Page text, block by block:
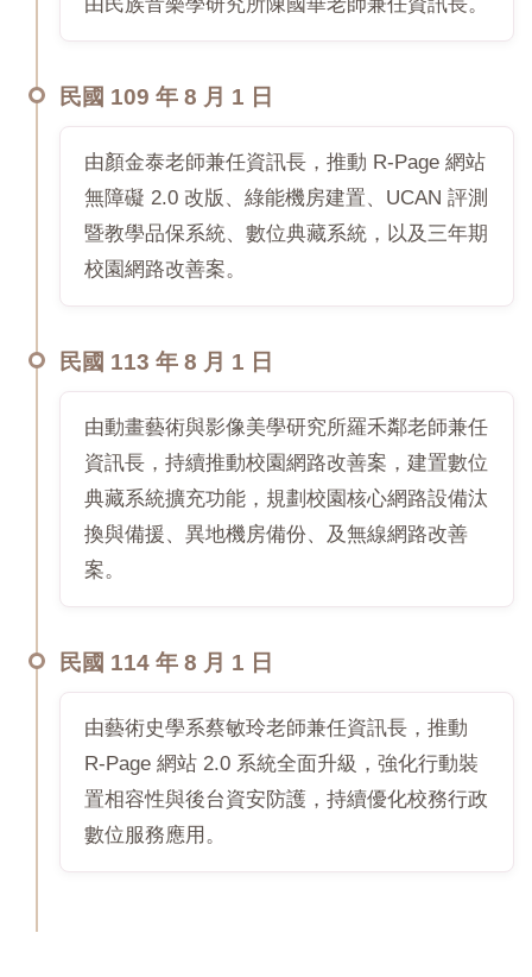
由民族音樂學研究所陳國華老師兼任資訊長。
民國 109 年 8 月 1 日
由顏金泰老師兼任資訊長，推動 R-Page 網站
無障礙 2.0 改版、綠能機房建置、UCAN 評測
暨教學品保系統、數位典藏系統，以及三年期
校園網路改善案。
民國 113 年 8 月 1 日
由動畫藝術與影像美學研究所羅禾鄰老師兼任
資訊長，持續推動校園網路改善案，建置數位
典藏系統擴充功能，規劃校園核心網路設備汰
換與備援、異地機房備份、及無線網路改善
案。
民國 114 年 8 月 1 日
由藝術史學系蔡敏玲老師兼任資訊長，推動
R-Page 網站 2.0 系統全面升級，強化行動裝
置相容性與後台資安防護，持續優化校務行政
數位服務應用。